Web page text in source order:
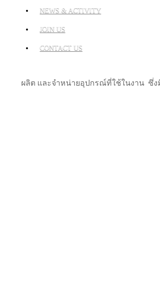
NEWS & ACTIVITY
JOIN US
CONTACT US
ผลิต และจำหน่ายอุปกรณ์ที่ใช้ในงาน ซึ่ง